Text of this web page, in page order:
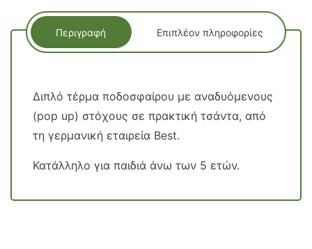
Περιγραφή Επιπλέον πληροφορίες
Διπλό τέρμα ποδοσφαίρου με αναδυόμενους
(pop up) στόχους σε πρακτική τσάντα, από
τη γερμανική εταιρεία Best.
Κατάλληλο για παιδιά άνω των 5 ετών.